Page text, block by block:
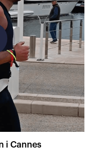
i Cannes